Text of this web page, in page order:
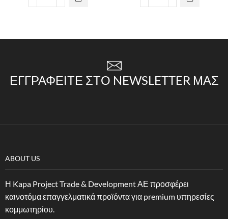
ΕΓΓΡΑΦΕΊΤΕ ΣΤΟ NEWSLETTER ΜΑΣ
ABOUT US
Η Kapa Project Trade & Development ΑΕ προσφέρει
καινοτόμα επαγγελματικά προϊόντα για premium υπηρεσίες
κομμωτηρίου.